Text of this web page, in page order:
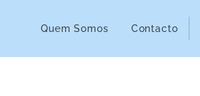
Quem Somos Contacto